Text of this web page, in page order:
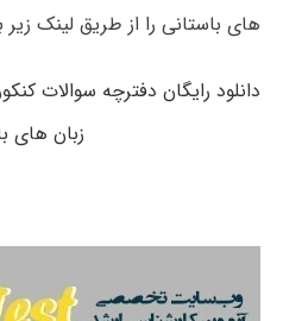
های باستانی را از طریق لینک زیر
زبان های